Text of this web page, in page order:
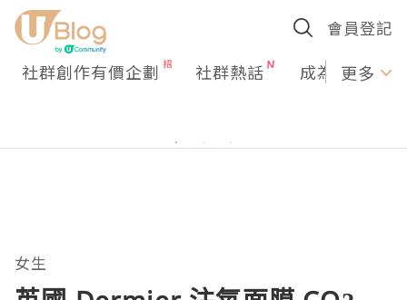
會員登記
社群創作有價企劃 社群熱話 成為U更多
女生